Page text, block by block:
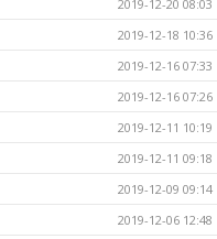
2019-12-20 08:03
2019-12-18 10:36
2019-12-16 07:33
2019-12-16 07:26
2019-12-11 10:19
2019-12-11 09:18
2019-12-09 09:14
2019-12-06 12:48